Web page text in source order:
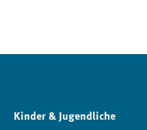
Kinder & Jugendliche